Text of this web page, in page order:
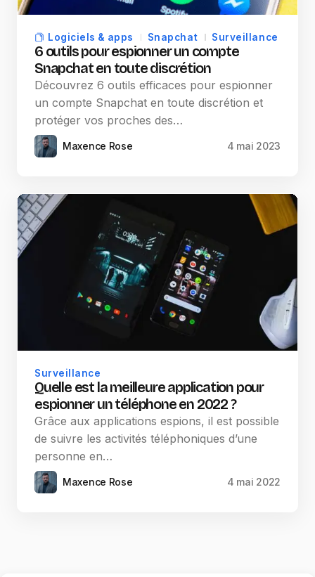
Logiciels & apps Snapchat Surveillance
6 outils pour espionner un compte
Snapchat en toute discrétion
Découvrez 6 outils efficaces pour espionner
un compte Snapchat en toute discrétion et
protéger vos proches des…
Maxence Rose 4 mai 2023
Surveillance
Quelle est la meilleure application pour
espionner un téléphone en 2022 ?
Grâce aux applications espions, il est possible
de suivre les activités téléphoniques d’une
personne en…
Maxence Rose 4 mai 2022